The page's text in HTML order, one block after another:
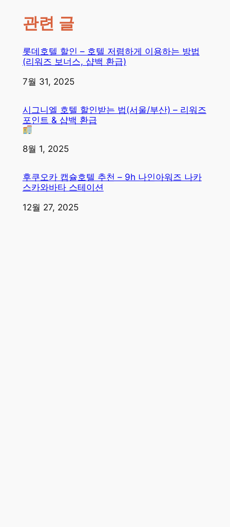
관련 글
롯데호텔 할인 – 호텔 저렴하게 이용하는 방법
(리워즈 보너스, 샵백 환급)
일자
7월 31, 2025
시그니엘 호텔 할인받는 법(서울/부산) – 리워즈
포인트 & 샵백 환급
일자
8월 1, 2025
후쿠오카 캡슐호텔 추천 – 9h 나인아워즈 나카
스카와바타 스테이션
일자
12월 27, 2025